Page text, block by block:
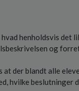
henholdsvis det
og
der blandt alle
hvilke